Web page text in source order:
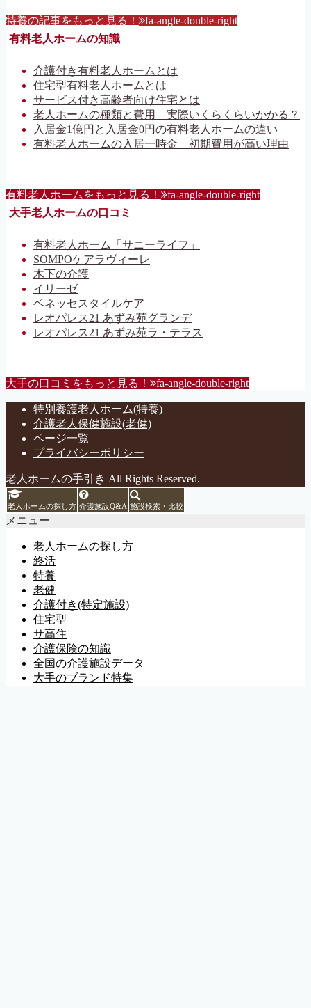
特養の記事をもっと見る！ fa-angle-double-right
有料老人ホームの知識
介護付き有料老人ホームとは
住宅型有料老人ホームとは
サービス付き高齢者向け住宅とは
老人ホームの種類と費用 実際いくらくらいかかる？
入居金1億円と入居金0円の有料老人ホームの違い
有料老人ホームの入居一時金 初期費用が高い理由
有料老人ホームをもっと見る！ fa-angle-double-right
大手老人ホームの口コミ
有料老人ホーム「サニーライフ」
SOMPOケアラヴィーレ
木下の介護
イリーゼ
ベネッセスタイルケア
レオパレス21 あずみ苑グランデ
レオパレス21 あずみ苑ラ・テラス
大手の口コミをもっと見る！ fa-angle-double-right
特別養護老人ホーム(特養)
介護老人保健施設(老健)
ページ一覧
プライバシーポリシー
老人ホームの手引き All Rights Reserved.
老人ホームの探し方 介護施設Q&A 施設検索・比較
メニュー
老人ホームの探し方
終活
特養
老健
介護付き(特定施設)
住宅型
サ高住
介護保険の知識
全国の介護施設データ
大手のブランド特集